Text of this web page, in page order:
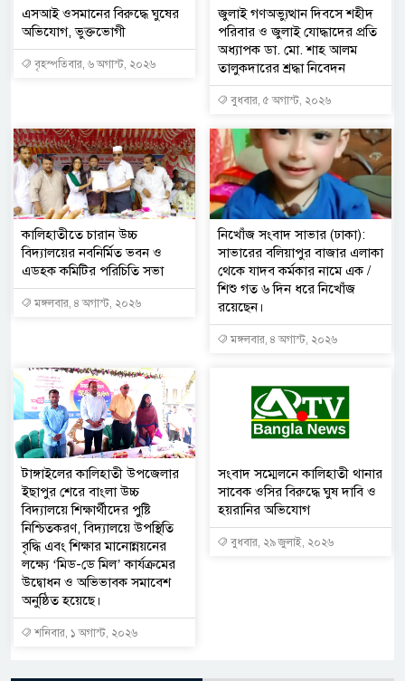
এসআই ওসমানের বিরুদ্ধে ঘুষের
অভিযোগ, ভুক্তভোগী
বৃহস্পতিবার, ৬ অগাস্ট, ২০২৬
জুলাই গণঅভ্যুত্থান দিবসে শহীদ
পরিবার ও জুলাই যোদ্ধাদের প্রতি
অধ্যাপক ডা. মো. শাহ আলম
তালুকদারের শ্রদ্ধা নিবেদন
বুধবার, ৫ অগাস্ট, ২০২৬
কালিহাতীতে চারান উচ্চ
বিদ্যালয়ের নবনির্মিত ভবন ও
এডহক কমিটির পরিচিতি সভা
মঙ্গলবার, ৪ অগাস্ট, ২০২৬
নিখোঁজ সংবাদ সাভার (ঢাকা):
সাভারের বলিয়াপুর বাজার এলাকা
থেকে যাদব কর্মকার নামে এক /
শিশু গত ৬ দিন ধরে নিখোঁজ
রয়েছেন।
মঙ্গলবার, ৪ অগাস্ট, ২০২৬
টাঙ্গাইলের কালিহাতী উপজেলার
ইছাপুর শেরে বাংলা উচ্চ
বিদ্যালয়ে শিক্ষার্থীদের পুষ্টি
নিশ্চিতকরণ, বিদ্যালয়ে উপস্থিতি
বৃদ্ধি এবং শিক্ষার মানোন্নয়নের
লক্ষ্যে ‘মিড-ডে মিল’ কার্যক্রমের
উদ্বোধন ও অভিভাবক সমাবেশ
অনুষ্ঠিত হয়েছে।
শনিবার, ১ অগাস্ট, ২০২৬
সংবাদ সম্মেলনে কালিহাতী থানার
সাবেক ওসির বিরুদ্ধে ঘুষ দাবি ও
হয়রানির অভিযোগ
বুধবার, ২৯ জুলাই, ২০২৬